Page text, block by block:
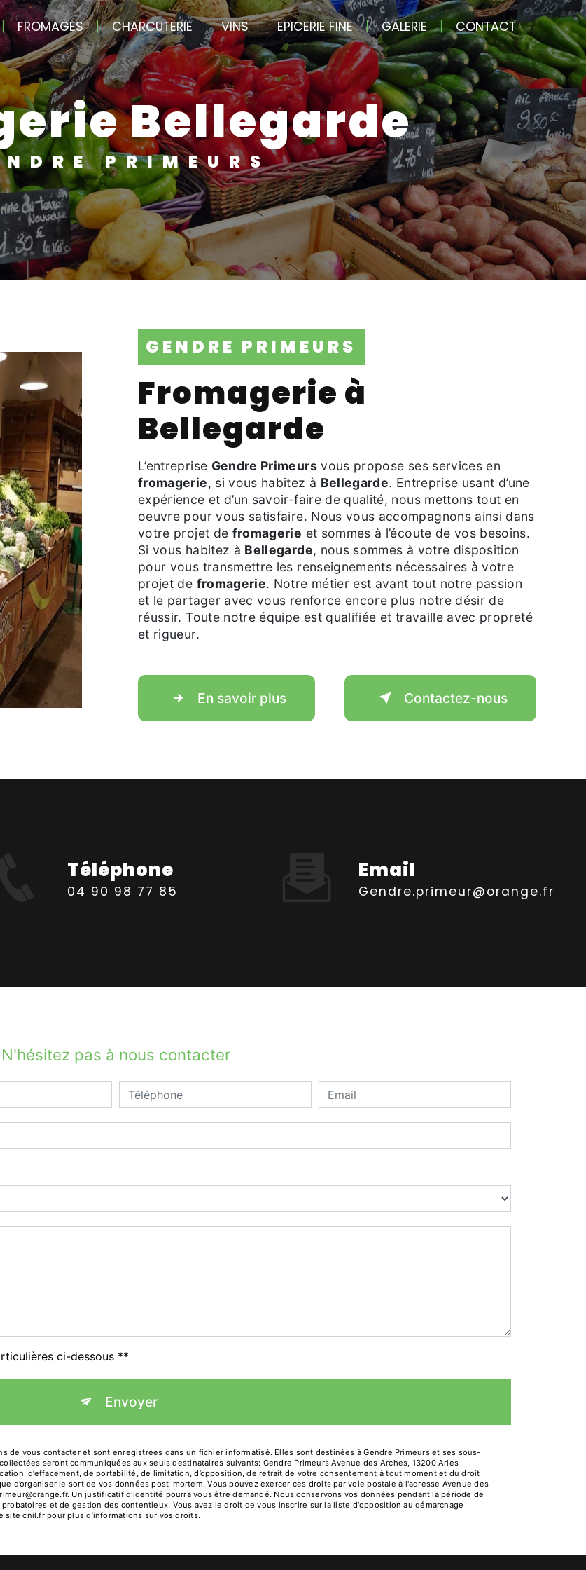
FROMAGES CHARCUTERIE VINS EPICERIE FINE GALERIE CONTACT
Bellegarde
PRIMEURS
GENDRE PRIMEURS
fromagerie à
Bellegarde
L’entreprise Gendre Primeursvous propose ses services en
fromagerie, si vous habitez à Bellegarde. Entreprise usant d’une
expérience et d’un savoir-faire de qualité, nous mettons tout en
oeuvre pour vous satisfaire. Nous vous accompagnons ainsi dans
votre projet de fromagerie et sommes à l’écoute de vos besoins.
Si vous habitez à Bellegarde, nous sommes à votre disposition
pour vous transmettre les renseignements nécessaires à votre
projet de fromagerie. Notre métier est avant tout notre passion
et le partager avec vous renforce encore plus notre désir de
réussir. Toute notre équipe est qualifiée et travaille avec propreté
et rigueur.
En savoir plus Contactez-nous
Téléphone
04 90 98 77 85
Email
gendre.primeur@orange.fr
N'hésitez pas à nous contacter
ci-dessous **
Envoyer
de vous contacter et sont enregistrées dans un fichier informatisé. Elles sont destinées à Gendre Primeurs et ses sous-
seront communiquées aux seuls destinataires suivants: Gendre Primeurs Avenue des Arches, 13200 Arles
d’effacement, de portabilité, de limitation, d’opposition, de retrait de votre consentement à tout moment et du droit
d’organiser le sort de vos données post-mortem. Vous pouvez exercer ces droits par voie postale à l'adresse Avenue des
Un justificatif d'identité pourra vous être demandé. Nous conservons vos données pendant la période de
et de gestion des contentieux. Vous avez le droit de vous inscrire sur la liste d'opposition au démarchage
site cnil.fr pour plus d’informations sur vos droits.